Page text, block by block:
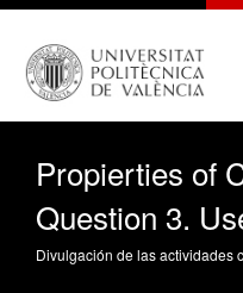
Propierties of
Question 3.